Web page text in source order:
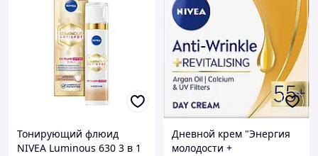
Тонирующий флюид
NIVEA Luminous 630 3 в 1
Дневной крем "Энергия
молодости +